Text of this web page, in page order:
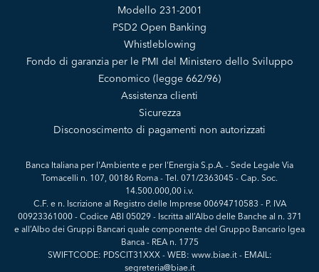
Modello 231-2001
PSD2 Open Banking
Whistleblowing
Fondo di garanzia per le PMI del Ministero dello Sviluppo
Economico (legge 662/96)
Assistenza clienti
Sicurezza
Disconoscimento di pagamenti non autorizzati
Banca Italiana per l'Ambiente e per l'Energia S.p.A. - Sede Legale Via
Tomacelli n. 107, 00186 Roma - Tel. 071/2363045 - Cap. Soc.
14.500.000,00 i.v.
C.F. e n. Iscrizione al Registro delle Imprese 00694710583 - P. IVA
00923361000 - Codice ABI 05029 - Iscritta all’Albo delle Banche al n. 371
e all’Albo dei Gruppi Bancari quale componente del Gruppo Bancario Igea
Banca - REA n. 1775
SWIFTCODE: PDSCIT31XXX - WEB: www.biae.it - EMAIL:
segreteria@biae.it